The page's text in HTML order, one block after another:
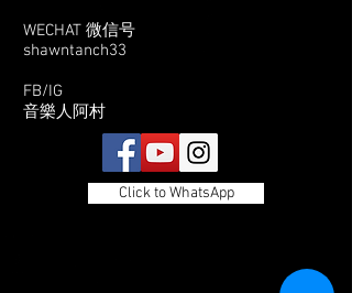
WECHAT 微信号
​shawntanch33
FB/IG
​音樂人阿村
Click to WhatsApp